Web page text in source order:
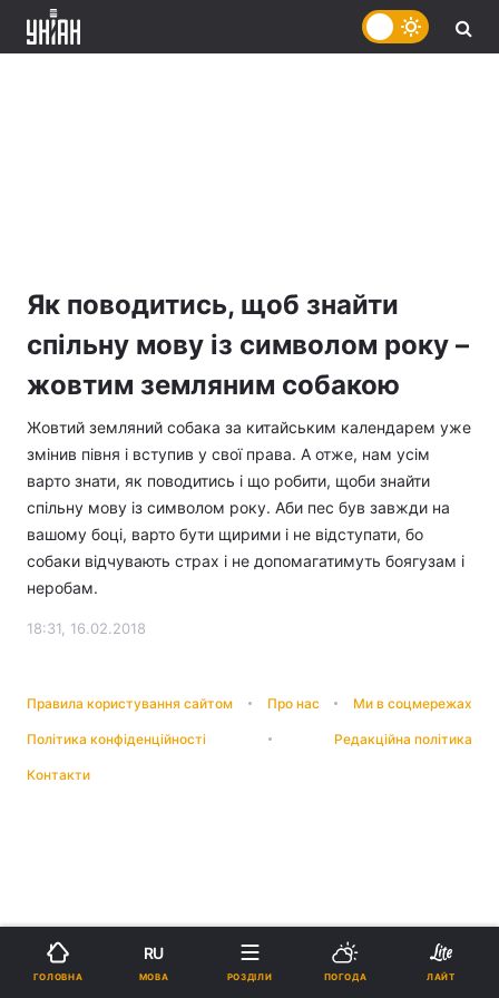
Як поводитись, щоб знайти
спільну мову із символом року –
жовтим земляним собакою
Жовтий земляний собака за китайським календарем уже
змінив півня і вступив у свої права. А отже, нам усім
варто знати, як поводитись і що робити, щоби знайти
спільну мову із символом року. Аби пес був завжди на
вашому боці, варто бути щирими і не відступати, бо
собаки відчувають страх і не допомагатимуть боягузам і
неробам.
18:31, 16.02.2018
Правила користування сайтом Про нас Ми в соцмережах
Політика конфіденційності Редакційна політика
Контакти
ГОЛОВНА
RU
МОВА РОЗДІЛИ ПОГОДА ЛАЙТ